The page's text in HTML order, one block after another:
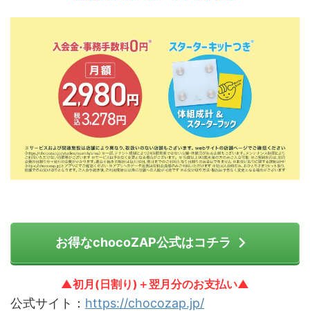
お得なchocoZAP公式はコチラ
▲初月(日割り)＋翌月分のお支払い▲
公式サイト： https://chocozap.jp/